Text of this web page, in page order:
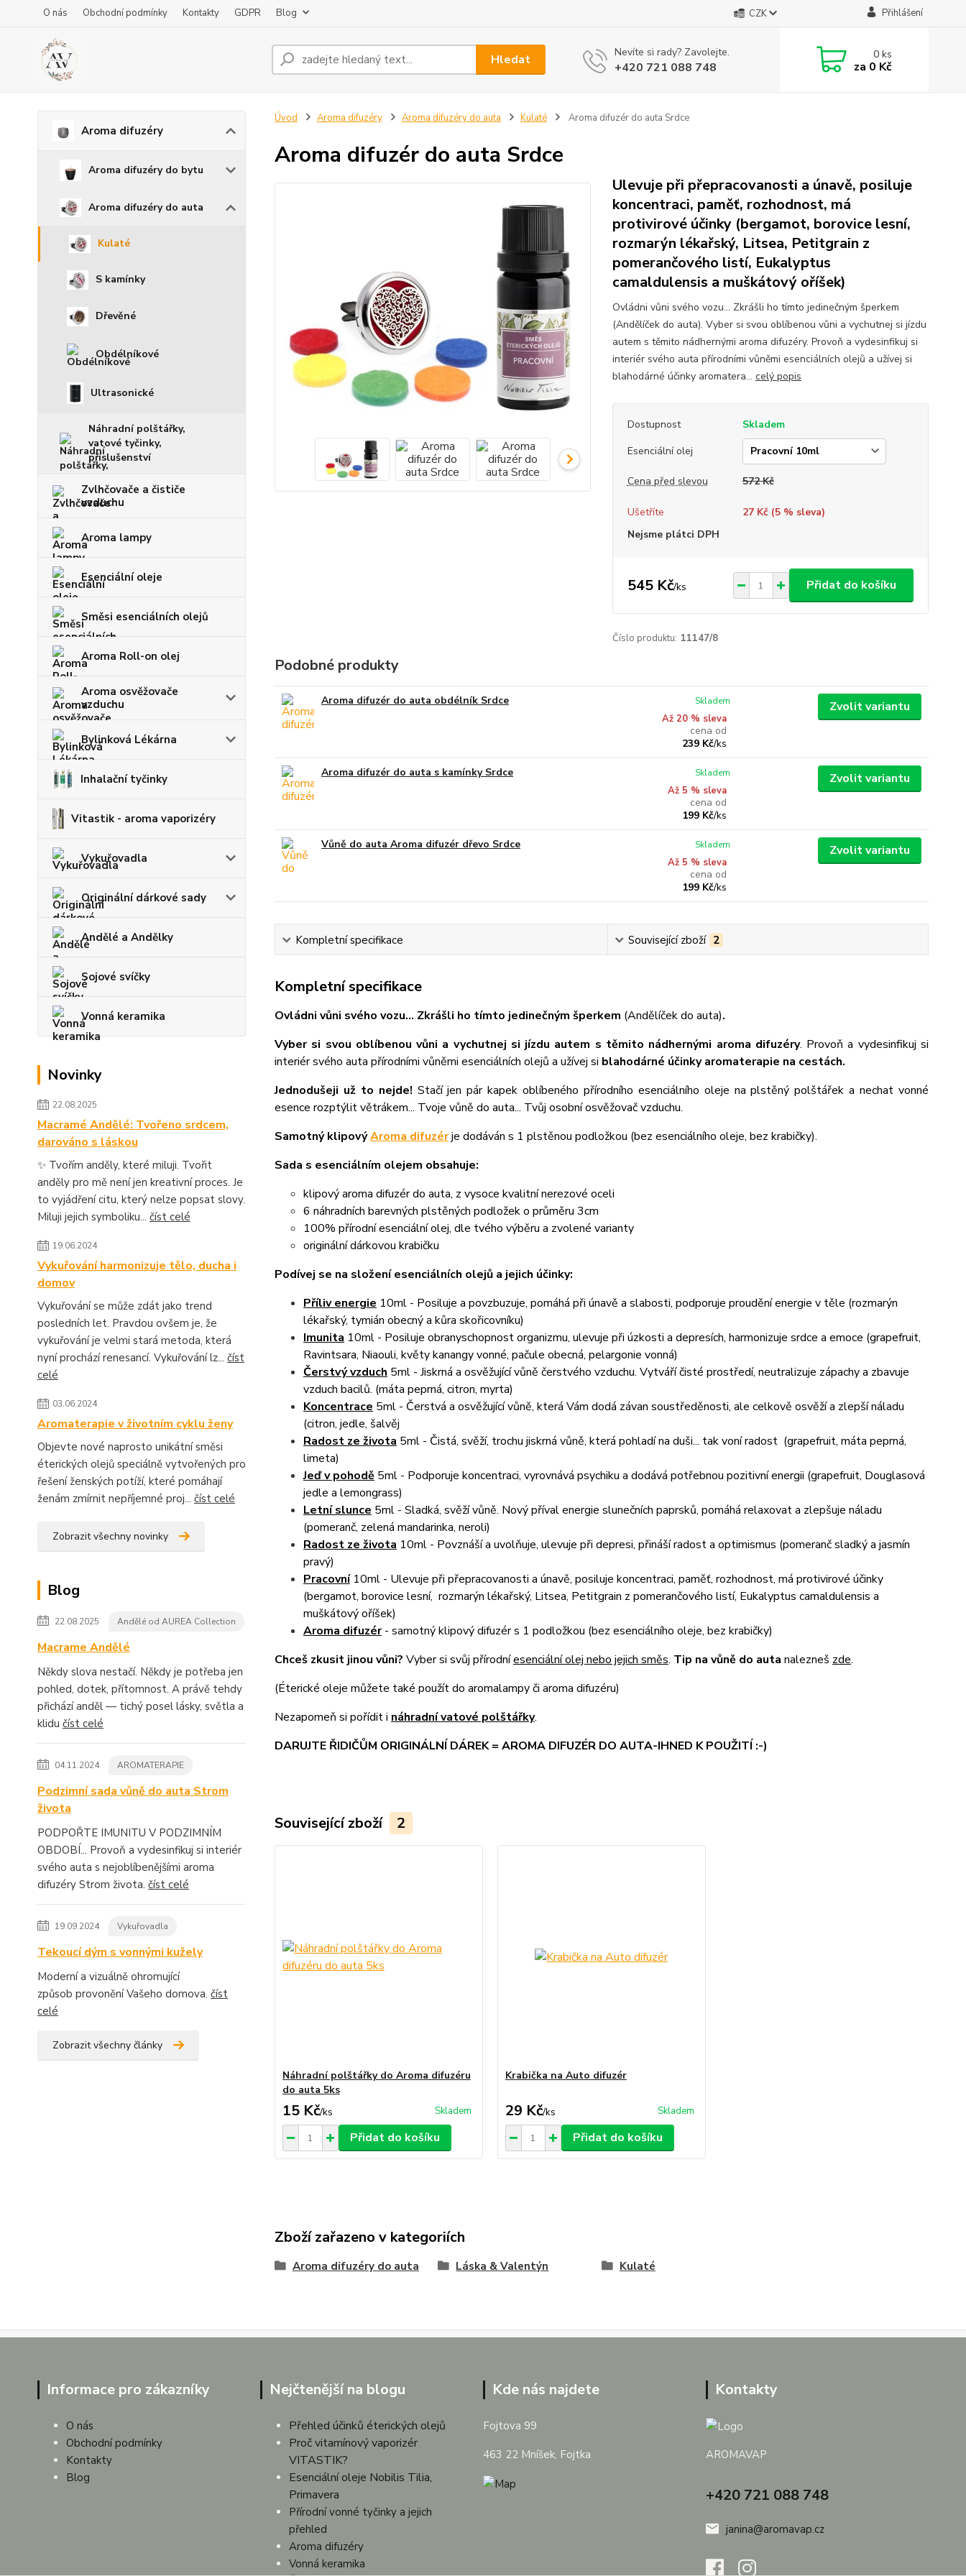
O nás Obchodní podmínky Kontakty GDPR Blog CZK Přihlášení
Hledat Nevíte si rady? Zavolejte.
+420 721 088 748
0ks
za 0 Kč
Aroma difuzéry
Aroma difuzéry do bytu
Aroma difuzéry do auta
Kulaté
S kamínky
Dřevěné
Obdélníkové
Ultrasonické
Náhradní polštářky,
vatové tyčinky,
příslušenství
Zvlhčovače a čističe
vzduchu
Aroma lampy
Esenciální oleje
Směsi esenciálních olejů
Aroma Roll-on olej
Aroma osvěžovače
vzduchu
Bylinková Lékárna
Inhalační tyčinky
Vitastik - aroma vaporizéry
Vykuřovadla
Originální dárkové sady
Andělé a Andělky
Sojové svíčky
Vonná keramika
Novinky
22.08.2025
Macramé Andělé: Tvořeno srdcem,
darováno s láskou
✨ Tvořím anděly, které miluji. Tvořit
anděly pro mě není jen kreativní proces. Je
to vyjádření citu, který nelze popsat slovy.
Miluji jejich symboliku... číst celé
19.06.2024
Vykuřování harmonizuje tělo, ducha i
domov
Vykuřování se může zdát jako trend
posledních let. Pravdou ovšem je, že
vykuřování je velmi stará metoda, která
nyní prochází renesancí. Vykuřování lz... číst
celé
03.06.2024
Aromaterapie v životním cyklu ženy
Objevte nové naprosto unikátní směsi
éterických olejů speciálně vytvořených pro
řešení ženských potíží, které pomáhají
ženám zmírnit nepříjemné proj... číst celé
Zobrazit všechny novinky
Blog
22.08.2025 Andělé od AUREA Collection
Macrame Andělé
Někdy slova nestačí. Někdy je potřeba jen
pohled, dotek, přítomnost. A právě tehdy
přichází anděl — tichý posel lásky, světla a
klidu číst celé
04.11.2024 AROMATERAPIE
Podzimní sada vůně do auta Strom
života
PODPOŘTE IMUNITU V PODZIMNÍM
OBDOBÍ... Provoň a vydesinfikuj si interiér
svého auta s nejoblíbenějšími aroma
difuzéry Strom života. číst celé
19.09.2024 Vykuřovadla
Tekoucí dým s vonnými kužely
Moderní a vizuálně ohromující
způsob provonění Vašeho domova. číst
celé
Zobrazit všechny články
Úvod Aroma difuzéry Aroma difuzéry do auta Kulaté Aroma difuzér do auta Srdce
Aroma difuzér do auta Srdce
Ulevuje při přepracovanosti a únavě, posiluje
koncentraci, paměť, rozhodnost, má
protivirové účinky (bergamot, borovice lesní,
rozmarýn lékařský, Litsea, Petitgrain z
pomerančového listí, Eukalyptus
camaldulensis a muškátový oříšek)
Ovládni vůni svého vozu... Zkrášli ho tímto jedinečným šperkem
(Andělíček do auta). Vyber si svou oblíbenou vůni a vychutnej si jízdu
autem s těmito nádhernými aroma difuzéry. Provoň a vydesinfikuj si
interiér svého auta přírodními vůněmi esenciálních olejů a užívej si
blahodárné účinky aromatera... celý popis
Dostupnost
Skladem
Esenciální olej
Cena před slevou 572 Kč
Ušetříte 27 Kč (5% sleva)
Nejsme plátci DPH
545 Kč/ks Přidat do košíku
Číslo produktu: 11147/8
Podobné produkty
Aroma difuzér do auta obdélník Srdce
Až 20 % sleva
cena od
239 Kč/ks
Skladem Zvolit variantu
Aroma difuzér do auta s kamínky Srdce
Až 5 % sleva
cena od
199 Kč/ks
Skladem Zvolit variantu
Vůně do auta Aroma difuzér dřevo Srdce
Až 5 % sleva
cena od
199 Kč/ks
Skladem Zvolit variantu
Kompletní specifikace Související zboží 2
Kompletní specifikace
Ovládni vůni svého vozu... Zkrášli ho tímto jedinečným šperkem (Andělíček do auta).
Vyber si svou oblíbenou vůni a vychutnej si jízdu autem s těmito nádhernými aroma difuzéry. Provoň a vydesinfikuj si
interiér svého auta přírodními vůněmi esenciálních olejů a užívej si blahodárné účinky aromaterapie na cestách.
Jednodušeji už to nejde! Stačí jen pár kapek oblíbeného přírodního esenciálního oleje na plstěný polštářek a nechat vonné
esence rozptýlit větrákem... Tvoje vůně do auta... Tvůj osobní osvěžovač vzduchu.
Samotný klipovýAroma difuzérje dodáván s 1 plstěnou podložkou (bez esenciálního oleje, bez krabičky).
Sada s esenciálním olejem obsahuje:
klipový aroma difuzér do auta, z vysoce kvalitní nerezové oceli
6 náhradních barevných plstěných podložek o průměru 3cm
100% přírodní esenciální olej, dle tvého výběru a zvolené varianty
originální dárkovou krabičku
Podívej se na složení esenciálních olejů a jejich účinky:
Příliv energie 10ml - Posiluje a povzbuzuje, pomáhá při únavě a slabosti, podporuje proudění energie v těle (rozmarýn
lékařský, tymián obecný a kůra skořicovníku)
Imunita 10ml - Posiluje obranyschopnost organizmu, ulevuje při úzkosti a depresích, harmonizuje srdce a emoce (grapefruit,
Ravintsara, Niaouli, květy kanangy vonné, pačule obecná, pelargonie vonná)
Čerstvý vzduch 5ml - Jiskrná a osvěžující vůně čerstvého vzduchu. Vytváří čisté prostředí, neutralizuje zápachy a zbavuje
vzduch bacilů. (máta peprná, citron, myrta)
Koncentrace 5ml - Čerstvá a osvěžující vůně, která Vám dodá závan soustředěnosti, ale celkově osvěží a zlepší náladu
(citron, jedle, šalvěj
Radost ze života 5ml - Čistá, svěží, trochu jiskrná vůně, která pohladí na duši... tak voní radost (grapefruit, máta peprná,
limeta)
Jeď v pohodě 5ml - Podporuje koncentraci, vyrovnává psychiku a dodává potřebnou pozitivní energii (grapefruit, Douglasová
jedle a lemongrass)
Letní slunce 5ml - Sladká, svěží vůně. Nový příval energie slunečních paprsků, pomáhá relaxovat a zlepšuje náladu
(pomeranč, zelená mandarinka, neroli)
Radost ze života 10ml - Povznáší a uvolňuje, ulevuje při depresi, přináší radost a optimismus (pomeranč sladký a jasmín
pravý)
Pracovní10ml - Ulevuje při přepracovanosti a únavě, posiluje koncentraci, paměť, rozhodnost, má protivirové účinky
(bergamot, borovice lesní, rozmarýn lékařský, Litsea, Petitgrain z pomerančového listí, Eukalyptus camaldulensis a
muškátový oříšek)
Aroma difuzér- samotný klipový difuzér s 1 podložkou (bez esenciálního oleje, bez krabičky)
Chceš zkusit jinou vůni? Vyber si svůj přírodníesenciální olej nebo jejich směs. Tip na vůně do auta nalezneš zde.
(Éterické oleje můžete také použít do aromalampy či aroma difuzéru)
Nezapomeň si pořídit i náhradní vatové polštářky.
DARUJTE ŘIDIČŮM ORIGINÁLNÍ DÁREK = AROMA DIFUZÉR DO AUTA-IHNED K POUŽITÍ :-)
Související zboží 2
Náhradní polštářky do Aroma difuzéru
do auta 5ks
15 Kč/ks Skladem
Přidat do košíku
Krabička na Auto difuzér
29 Kč/ks Skladem
Přidat do košíku
Zboží zařazeno v kategoriích
Aroma difuzéry do auta Láska & Valentýn Kulaté
Informace pro zákazníky
O nás
Obchodní podmínky
Kontakty
Blog
Nejčtenější na blogu
Přehled účinků éterických olejů
Proč vitamínový vaporizér
VITASTIK?
Esenciální oleje Nobilis Tilia,
Primavera
Přírodní vonné tyčinky a jejich
přehled
Aroma difuzéry
Vonná keramika
Kde nás najdete
Fojtova 99
463 22 Mníšek, Fojtka
Kontakty
AROMAVAP
+420 721 088 748
janina@aromavap.cz